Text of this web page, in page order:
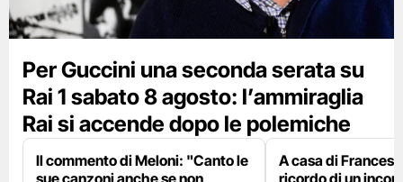
Per Guccini una seconda serata su
Rai 1 sabato 8 agosto: l’ammiraglia
Rai si accende dopo le polemiche
Il commento di Meloni: "Canto le
sue canzoni anche se non
A casa di
ricordo di un